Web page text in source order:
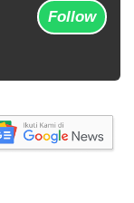
Follow